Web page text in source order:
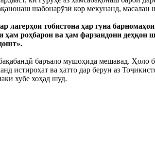
шабонарӯзӣ кор мекунанд, масалан
лагерҳои тобистона ҳар гуна
роҳбарон ва ҳам фарзандони деҳқон
баръало мушоҳида мешавад. Ҳоло
истироҳат ва ҳатто дар берун аз
хубе хоҳад шуд.